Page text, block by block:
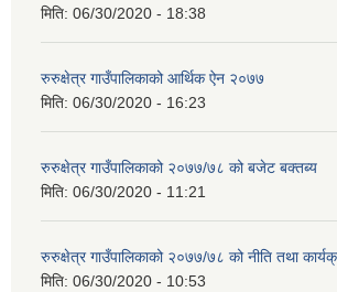
मिति: 06/30/2020 - 18:38
रुरुक्षेत्र गाउँपालिकाको आर्थिक ऐन २०७७
मिति: 06/30/2020 - 16:23
रुरुक्षेत्र गाउँपालिकाको २०७७/७८ को बजेट बक्तब्य
मिति: 06/30/2020 - 11:21
रुरुक्षेत्र गाउँपालिकाको २०७७/७८ को नीति तथा
मिति: 06/30/2020 - 10:53